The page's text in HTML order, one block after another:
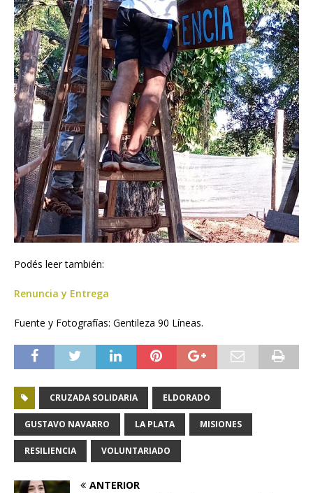
Podés leer también:
Renuncia y Entrega
Fuente y Fotografías: Gentileza 90 Líneas.
CRUZADA SOLIDARIA ELDORADO
GUSTAVO NAVARRO LA PLATA MISIONES
RESILIENCIA VOLUNTARIADO
ANTERIOR